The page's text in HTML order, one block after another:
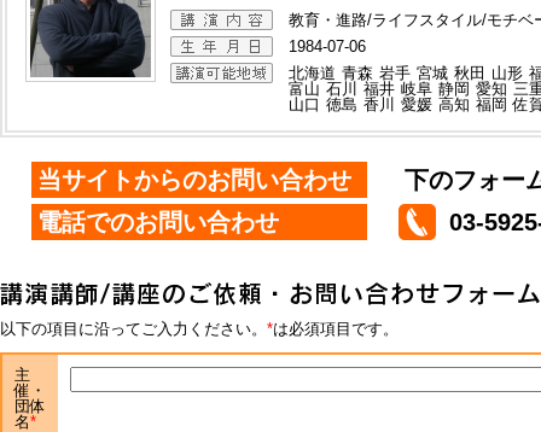
教育・進路/ライフスタイル/モチ
1984-07-06
北海道 青森 岩手 宮城 秋田 山形
富山 石川 福井 岐阜 静岡 愛知 三
山口 徳島 香川 愛媛 高知 福岡 佐
当サイトからのお問い合わせ
下のフォー
電話でのお問い合わせ
03-
以下の項目に沿ってご入力ください。 は必須項目です。
主
催・
団体
名